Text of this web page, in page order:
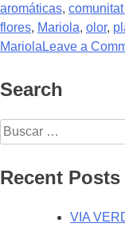
aromáticas,
flores, Mariola, olor,
Mariola Leave a
Search
Recent Posts
VIA